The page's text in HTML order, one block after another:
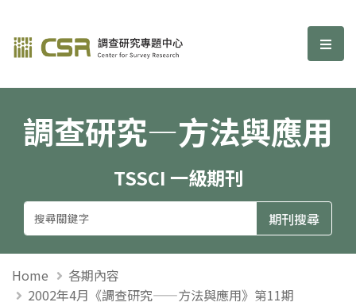
調查研究—方法與應用期刊 選
調查研究—方法與應用
TSSCI 一級期刊
Home
各期內容
2002年4月《調查研究——方法與應用》第11期